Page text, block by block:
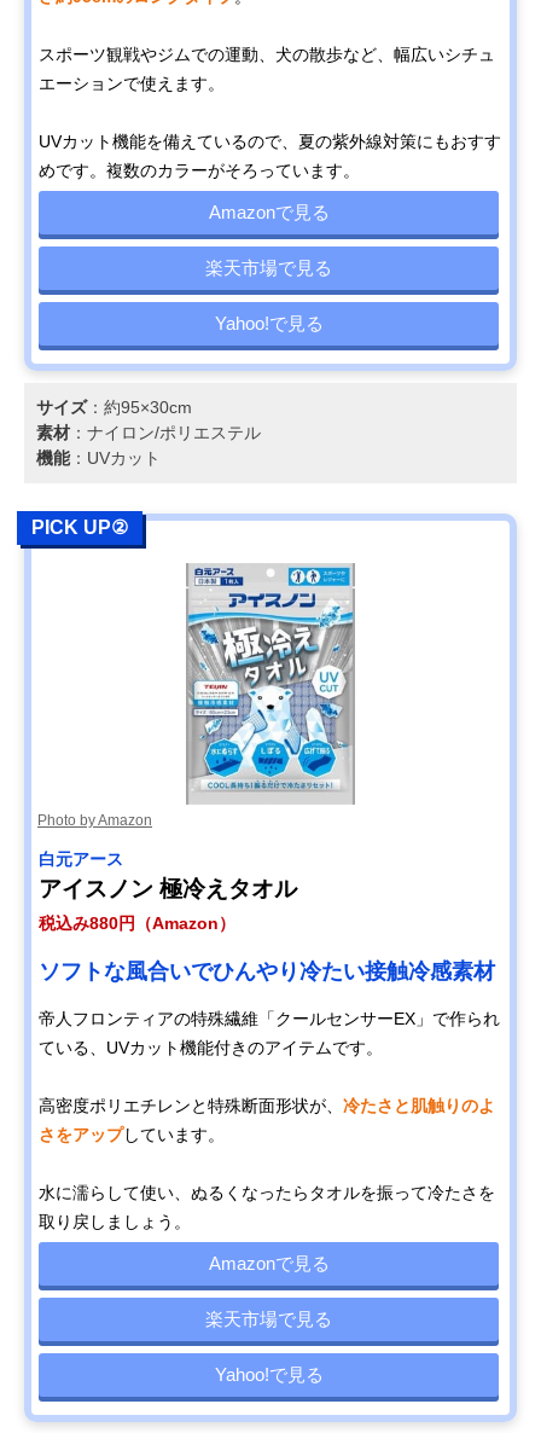
スポーツ観戦やジムでの運動、犬の散歩など、幅広いシチュ
エーションで使えます。
UVカット機能を備えているので、夏の紫外線対策にもおすす
めです。複数のカラーがそろっています。
Amazonで見る
楽天市場で見る
Yahoo!で見る
サイズ：約95×30cm
素材 ：ナイロン/ポリエステル
機能：UVカット
PICK UP②
Photo by Amazon
白元アース
アイスノン 極冷えタオル
税込み880円（Amazon）
ソフトな風合いでひんやり冷たい接触冷感素材
帝人フロンティアの特殊繊維「クールセンサーEX」で作られ
ている、UVカット機能付きのアイテムです。
高密度ポリエチレンと特殊断面形状が、 冷たさと肌触りのよ
さをアップしています。
水に濡らして使い、ぬるくなったらタオルを振って冷たさを
取り戻しましょう。
Amazonで見る
楽天市場で見る
Yahoo!で見る